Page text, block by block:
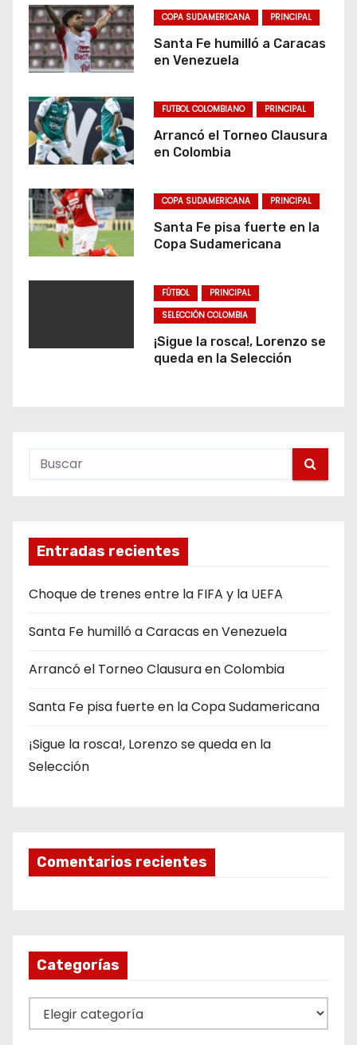
COPA SUDAMERICANA PRINCIPAL
Santa Fe humilló a Caracas
en Venezuela
FUTBOL COLOMBIANO PRINCIPAL
Arrancó el Torneo Clausura
en Colombia
COPA SUDAMERICANA PRINCIPAL
Santa Fe pisa fuerte en la
Copa Sudamericana
FÚTBOL
PRINCIPAL
SELECCIÓN COLOMBIA
¡Sigue la rosca!, Lorenzo se
queda en la Selección
Entradas recientes
Choque de trenes entre la FIFA y la UEFA
Santa Fe humilló a Caracas en Venezuela
Arrancó el Torneo Clausura en Colombia
Santa Fe pisa fuerte en la Copa Sudamericana
¡Sigue la rosca!, Lorenzo se queda en la
Selección
Comentarios recientes
Categorías
a